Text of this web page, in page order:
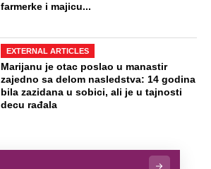
farmerke i majicu...
EXTERNAL ARTICLES
Marijanu je otac poslao u manastir
zajedno sa delom nasledstva: 14 godina
bila zazidana u sobici, ali je u tajnosti
decu rađala